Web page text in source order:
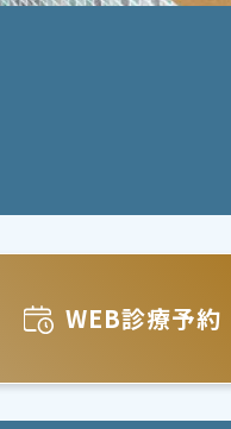
WEB診療予約